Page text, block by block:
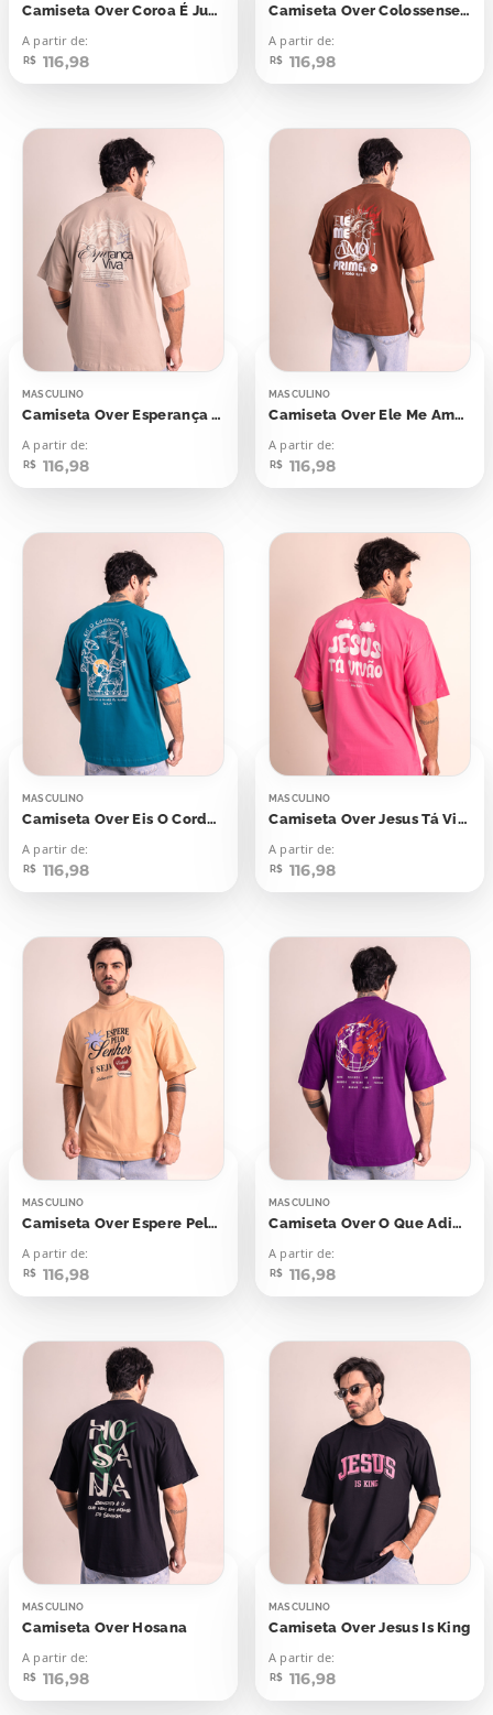
Camiseta Over Coroa É Justo Que Muito Custe
A partir de:
R$ 116,98
Camiseta Over Colossenses Enraizados
A partir de:
R$ 116,98
MASCULINO
Camiseta Over Esperança Viva
A partir de:
R$ 116,98
MASCULINO
Camiseta Over Ele Me Amou Primeiro
A partir de:
R$ 116,98
MASCULINO
Camiseta Over Eis O Cordeiro de Deus
A partir de:
R$ 116,98
MASCULINO
Camiseta Over Jesus Tá Vivão
A partir de:
R$ 116,98
MASCULINO
Camiseta Over Espere Pelo Senhor
A partir de:
R$ 116,98
MASCULINO
Camiseta Over O Que Adianta Ganhar o Mundo Inteiro
A partir de:
R$ 116,98
MASCULINO
Camiseta Over Hosana
A partir de:
R$ 116,98
MASCULINO
Camiseta Over Jesus Is King
A partir de:
R$ 116,98